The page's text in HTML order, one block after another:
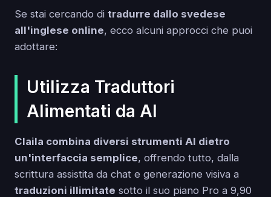
Se stai cercando di tradurre dallo svedese
all'inglese online, ecco alcuni approcci che puoi
adottare:
Utilizza Traduttori
Alimentati da AI
Claila combina diversi strumenti AI dietro
un'interfaccia semplice, offrendo tutto, dalla
scrittura assistita da chat e generazione visiva a
traduzioni illimitate sotto il suo piano Pro a 9,90